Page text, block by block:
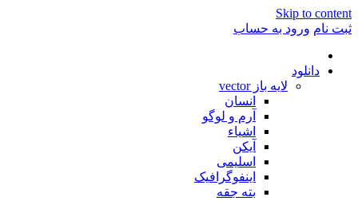
Skip to
نام ورود به حساب
دانلود
لایه باز vector
انسان
آرم و لوگو
اشیاء
آیکن
اسلیمی
اینفوگرافیک
بته جقه